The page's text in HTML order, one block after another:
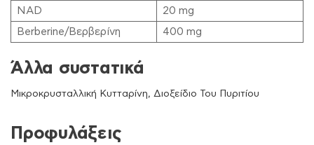
NAD
20 mg
Berberine/Βερβερίνη
400 mg
Άλλα συστατικά
Μικροκρυσταλλική Kυτταρίνη, Διοξείδιο Του Πυριτίου
Προφυλάξεις